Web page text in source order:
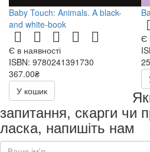
Baby Touch: Animals. A black-
and white-book
Є в наявності
ISBN: 9780241391730
367.00₴
У кошик
Є
запитання, скарги чи
ласка, напишіть нам